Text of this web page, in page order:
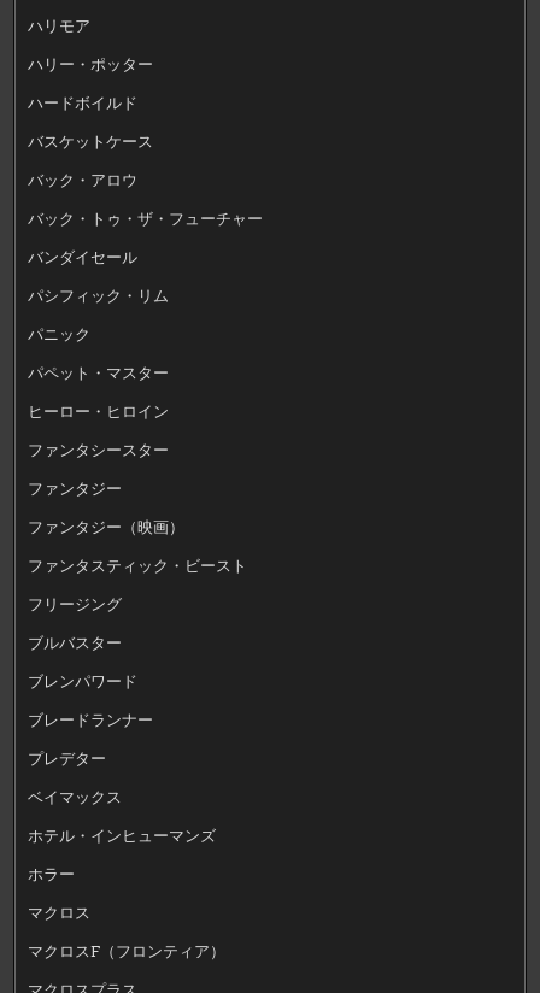
ハリモア
ハリー・ポッター
ハードボイルド
バスケットケース
バック・アロウ
バック・トゥ・ザ・フューチャー
バンダイセール
パシフィック・リム
パニック
パペット・マスター
ヒーロー・ヒロイン
ファンタシースター
ファンタジー
ファンタジー（映画）
ファンタスティック・ビースト
フリージング
ブルバスター
ブレンパワード
ブレードランナー
プレデター
ベイマックス
ホテル・インヒューマンズ
ホラー
マクロス
マクロスF（フロンティア）